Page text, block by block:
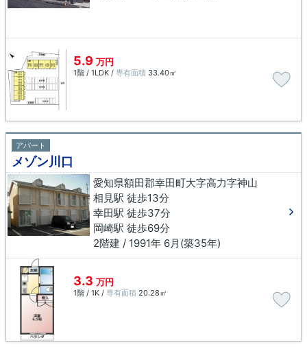
5.9 万円
1階 / 1LDK / 専有面積 33.40㎡
アパート
メゾン川口
愛知県額田郡幸田町大字高力字神山
相見駅 徒歩13分
幸田駅 徒歩37分
岡崎駅 徒歩69分
2階建 / 1991年 6月(築35年)
3.3 万円
1階 / 1K / 専有面積 20.28㎡